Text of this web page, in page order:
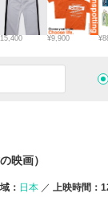
¥9,900
映画）
： 日本
上映時間：